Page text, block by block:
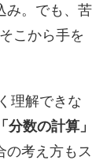
み。でも、苦
こから手を
理解できな
分数の計算」
の考え方もス